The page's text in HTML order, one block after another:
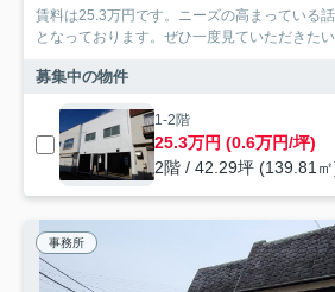
賃料は25.3万円です。ニーズの高まっている
となっております。ぜひ一度見ていただきた
募集中の物件
1-2階
25.3万円 (0.6万円/坪)
2階 / 42.29坪 (139.81
事務所